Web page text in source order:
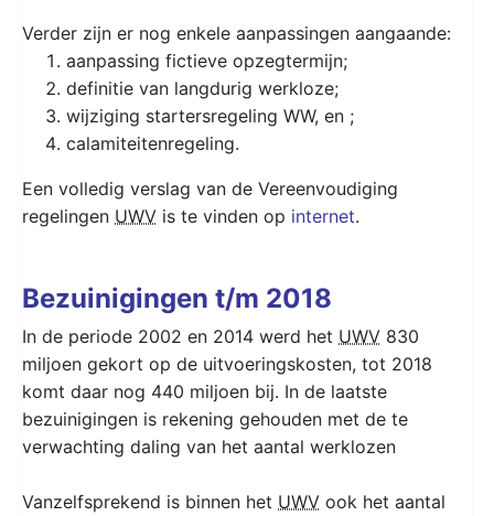
Verder zijn er nog enkele aanpassingen aangaande:
aanpassing fictieve opzegtermijn;
definitie van langdurig werkloze;
wijziging startersregeling WW, en ;
calamiteitenregeling.
Een volledig verslag van de Vereenvoudiging
regelingen UWV is te vinden op internet.
Bezuinigingen t/m 2018
In de periode 2002 en 2014 werd het UWV 830
miljoen gekort op de uitvoeringskosten, tot 2018
komt daar nog 440 miljoen bij. In de laatste
bezuinigingen is rekening gehouden met de te
verwachting daling van het aantal werklozen
Vanzelfsprekend is binnen het UWV ook het aantal